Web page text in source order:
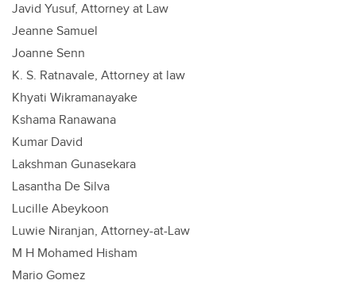
Javid Yusuf, Attorney at Law
Jeanne Samuel
Joanne Senn
K. S. Ratnavale, Attorney at law
Khyati Wikramanayake
Kshama Ranawana
Kumar David
Lakshman Gunasekara
Lasantha De Silva
Lucille Abeykoon
Luwie Niranjan, Attorney-at-Law
M H Mohamed Hisham
Mario Gomez